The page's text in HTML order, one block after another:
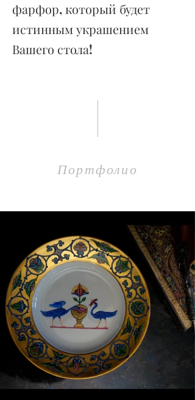
Портфолио
фарфор, который будет
истинным украшением
Вашего стола!